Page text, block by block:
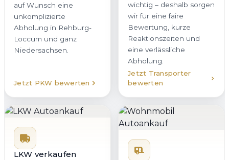
auf Wunsch eine
unkomplizierte
Abholung in Rehburg-
Loccum und ganz
Niedersachsen.
Jetzt PKW bewerten
wichtig – deshalb sorgen
wir für eine faire
Bewertung, kurze
Reaktionszeiten und
eine verlässliche
Abholung.
Jetzt Transporter
bewerten
LKW verkaufen